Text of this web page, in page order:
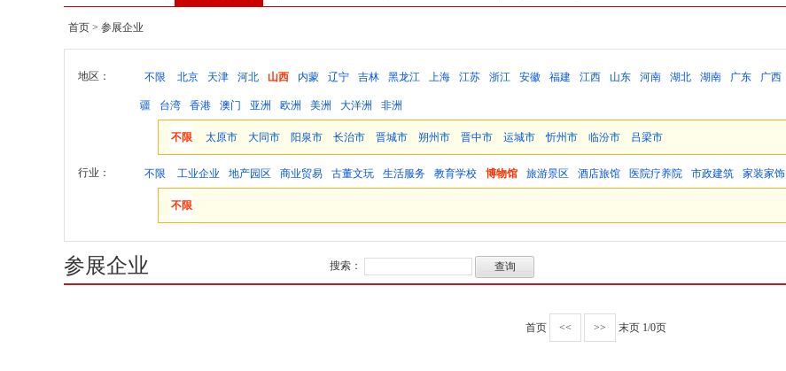
首页 > 参展企业
地区： 不限 北京 天津 河北 山西 内蒙 辽宁 吉林 黑龙江 上海 江苏 浙江 安徽 福建 江西 山东 河南 湖北 湖南 广东 广西
疆 台湾 香港 澳门 亚洲 欧洲 美洲 大洋洲 非洲
不限 太原市 大同市 阳泉市 长治市 晋城市 朔州市 晋中市 运城市 忻州市 临汾市 吕梁市
行业： 不限 工业企业 地产园区 商业贸易 古董文玩 生活服务 教育学校 博物馆 旅游景区 酒店旅馆 医院疗养院 市政建筑 家装家饰
不限
参展企业 搜索：
首页 << >> 末页1/0页